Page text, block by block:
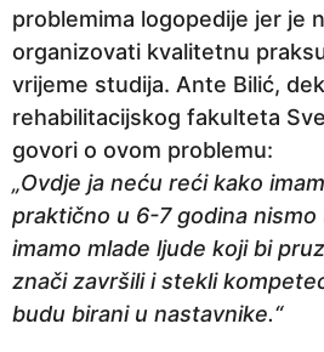
problemima logopedije jer je
organizovati kvalitetnu
vrijeme studija. Ante Bilić,
rehabilitacijskog fakulteta
govori o ovom problemu:
„Ovdje ja neću reći kako
praktično u 6-7 godina
imamo mlade ljude koji bi
znači završili i stekli
budu birani u nastavnike.“